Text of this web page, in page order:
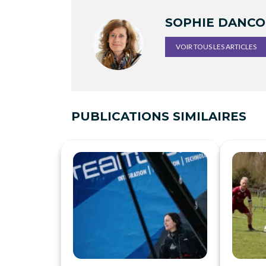
SOPHIE
VOIR TOUS LES ARTICLES
PUBLICATIONS SIMILAIRES